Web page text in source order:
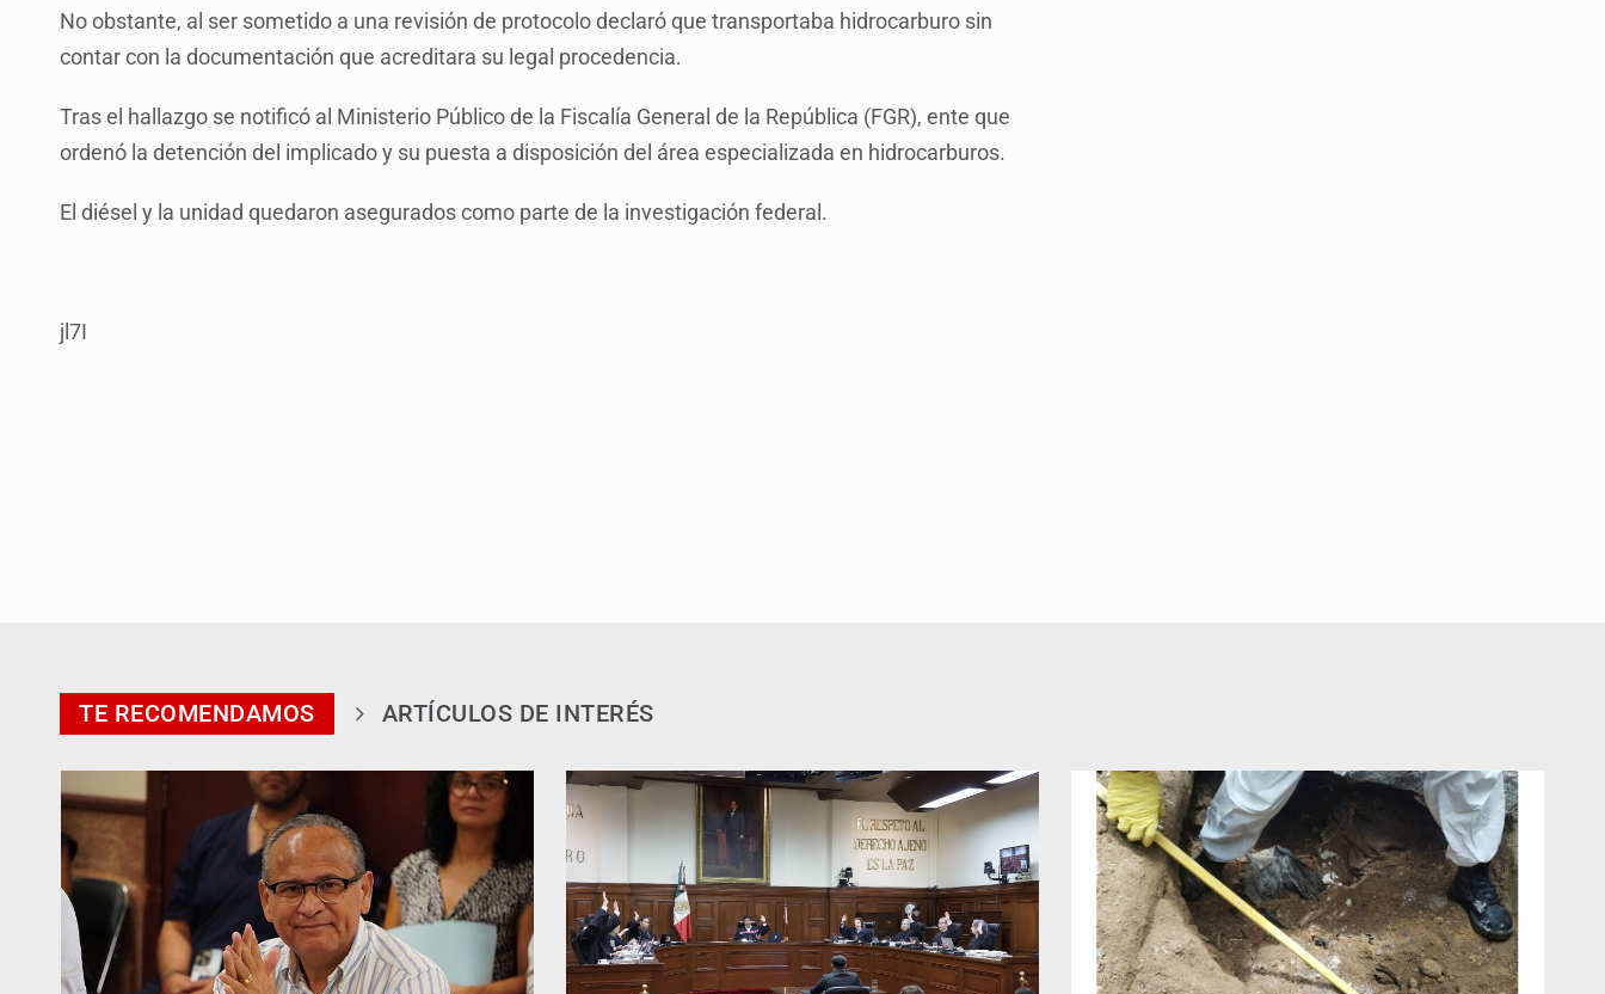
No obstante, al ser sometido a una revisión de protocolo declaró que transportaba hidrocarburo sin
contar con la documentación que acreditara su legal procedencia.
Tras el hallazgo se notificó al Ministerio Público de la Fiscalía General de la República (FGR), ente que
ordenó la detención del implicado y su puesta a disposición del área especializada en hidrocarburos.
El diésel y la unidad quedaron asegurados como parte de la investigación federal.
jl7I
TE RECOMENDAMOS ARTÍCULOS DE INTERÉS